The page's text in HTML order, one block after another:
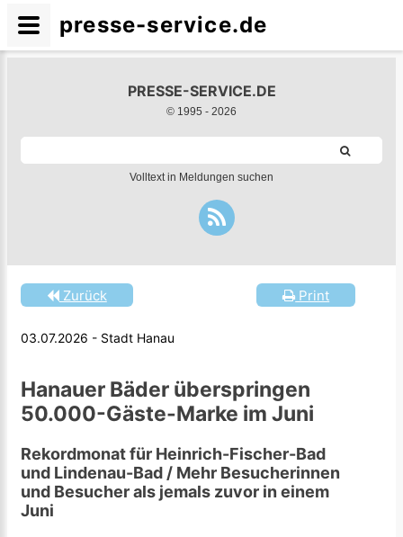
PRESSE-SERVICE.DE
© 1995 - 2026
Volltext in Meldungen suchen
Print
Zurück
03.07.2026 - Stadt Hanau
Hanauer Bäder überspringen
50.000-Gäste-Marke im Juni
Rekordmonat für Heinrich-Fischer-Bad
und Lindenau-Bad / Mehr Besucherinnen
und Besucher als jemals zuvor in einem
Juni
presse-service.de